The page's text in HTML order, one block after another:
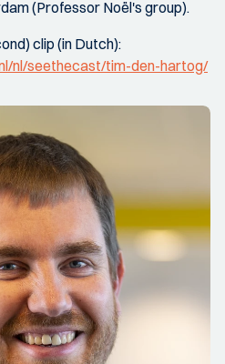
(Professor Noël's group).
clip (in Dutch):
nl/seethecast/tim-den-hartog/